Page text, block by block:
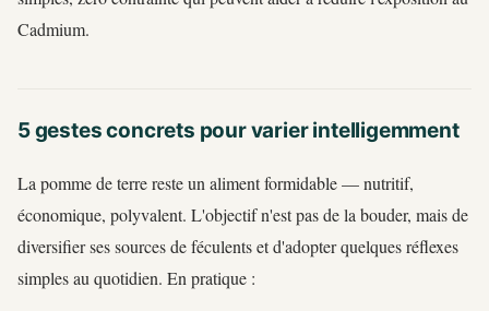
Cadmium.
5 gestes concrets pour varier intelligemment
La pomme de terre reste un aliment formidable — nutritif,
économique, polyvalent. L'objectif n'est pas de la bouder, mais de
diversifier ses sources de féculents et d'adopter quelques réflexes
simples au quotidien. En pratique :